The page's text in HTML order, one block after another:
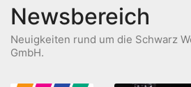
Newsbereich
Neuigkeiten rund um die Schwarz
GmbH.